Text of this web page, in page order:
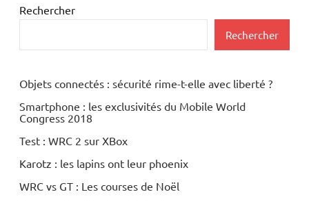
Inclassables
Rechercher
Rechercher
Objets connectés : sécurité rime-t-elle avec liberté ?
Smartphone : les exclusivités du Mobile World
Congress 2018
Test : WRC 2 sur XBox
Karotz : les lapins ont leur phoenix
WRC vs GT : Les courses de Noël